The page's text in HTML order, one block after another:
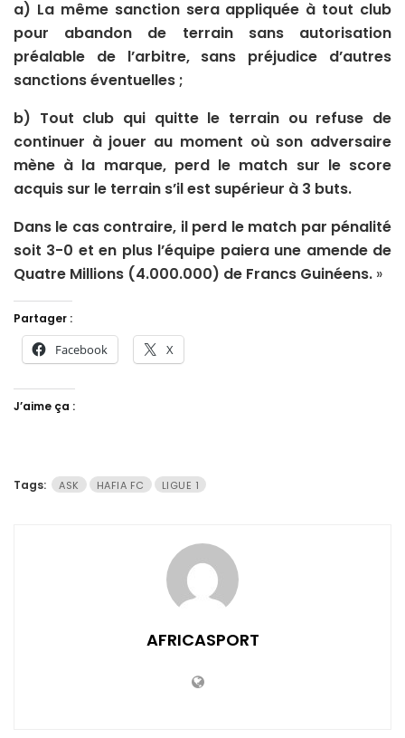
a) La même sanction sera appliquée à tout club
pour abandon de terrain sans autorisation
préalable de l’arbitre, sans préjudice d’autres
sanctions éventuelles ;
b) Tout club qui quitte le terrain ou refuse de
continuer à jouer au moment où son adversaire
mène à la marque, perd le match sur le score
acquis sur le terrain s’il est supérieur à 3 buts.
Dans le cas contraire, il perd le match par pénalité
soit 3-0 et en plus l’équipe paiera une amende de
Quatre Millions (4.000.000) de Francs Guinéens. »
Partager :
Facebook X
J’aime ça :
Tags: ASK HAFIA FC LIGUE 1
AFRICASPORT